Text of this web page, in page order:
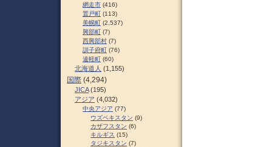
網走市 (416)
置戸町 (113)
美幌町 (2,537)
興部町 (7)
西興部村 (7)
訓子府町 (76)
遠軽町 (60)
北海道人 (1,155)
国際 (4,294)
JICA(195)
アジア (4,032)
中央アジア (77)
ウズベキスタン (9)
カザフスタン (6)
キルギス (15)
タジキスタン (7)